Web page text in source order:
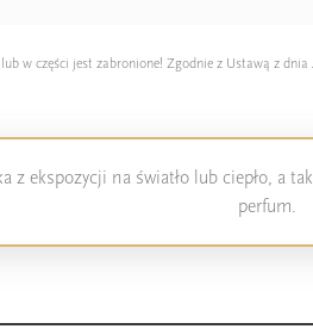
w części jest zabronione! Zgodnie z Ustawą z
ekspozycji na światło lub ciepło, a
perfum.